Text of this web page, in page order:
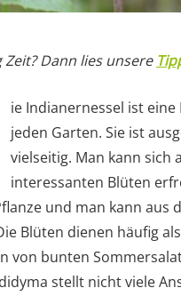
Zeit? Dann lies unsere
ie Indianernessel ist
jeden Garten. Sie ist
vielseitig. Man kann sich
interessanten Blüten
und man kann aus
Blüten dienen häufig
von bunten
stellt nicht viele